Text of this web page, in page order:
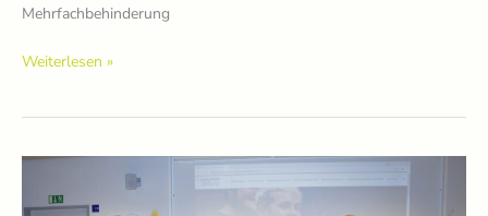
Mehrfachbehinderung
Preisträger
Weiterlesen »